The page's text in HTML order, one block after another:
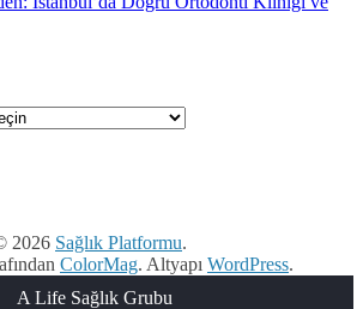
2026 Sağlık Platformu.
ColorMag. Altyapı WordPress.
A Life Sağlık Grubu